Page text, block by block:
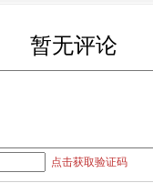
暂无评论
点击获取验证码